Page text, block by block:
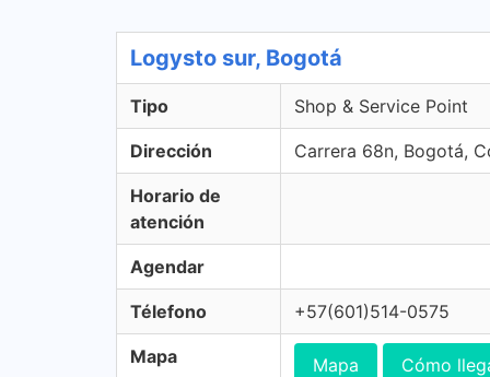
Logysto sur, Bogotá
Tipo Shop & Service Point
Dirección Carrera 68n, Bogotá,
Horario de
atención
Agendar
Télefono +57(601)514-0575
Mapa Mapa Cómo